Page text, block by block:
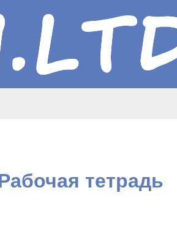
тетрадь